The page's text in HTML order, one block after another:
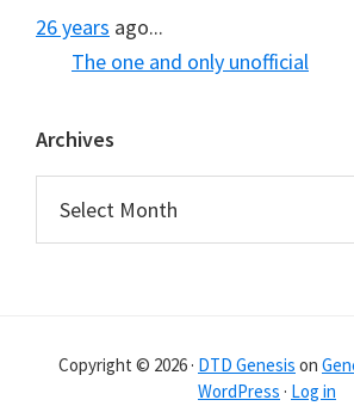
26 years ago...
The one and only unofficial
Archives
Copyright © 2026 · DTD Genesis on
WordPress · Log in